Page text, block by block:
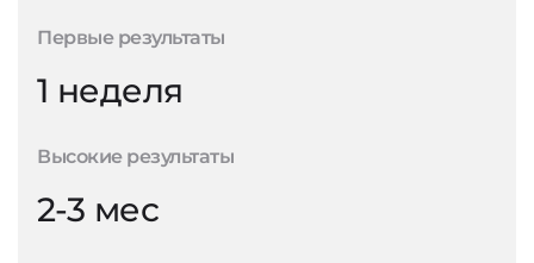
Первые результаты
1 неделя
Высокие результаты
2-3 мес